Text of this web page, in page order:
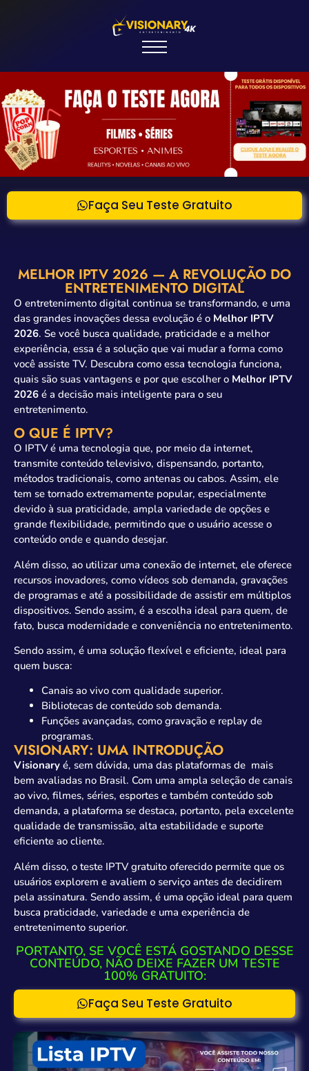
Faça Seu Teste Gratuito
MELHOR IPTV 2026 — A REVOLUÇÃO DO
ENTRETENIMENTO DIGITAL
O entretenimento digital continua se transformando, e uma
das grandes inovações dessa evolução é o Melhor IPTV
2026. Se você busca qualidade, praticidade e a melhor
experiência, essa é a solução que vai mudar a forma como
você assiste TV. Descubra como essa tecnologia funciona,
quais são suas vantagens e por que escolher o Melhor IPTV
2026 é a decisão mais inteligente para o seu
entretenimento.
O QUE É IPTV?
O IPTV é uma tecnologia que, por meio da internet,
transmite conteúdo televisivo, dispensando, portanto,
métodos tradicionais, como antenas ou cabos. Assim, ele
tem se tornado extremamente popular, especialmente
devido à sua praticidade, ampla variedade de opções e
grande flexibilidade, permitindo que o usuário acesse o
conteúdo onde e quando desejar.
Além disso, ao utilizar uma conexão de internet, ele oferece
recursos inovadores, como vídeos sob demanda, gravações
de programas e até a possibilidade de assistir em múltiplos
dispositivos. Sendo assim, é a escolha ideal para quem, de
fato, busca modernidade e conveniência no entretenimento.
Sendo assim, é uma solução flexível e eficiente, ideal para
quem busca:
Canais ao vivo com qualidade superior.
Bibliotecas de conteúdo sob demanda.
Funções avançadas, como gravação e replay de
programas.
VISIONARY: UMA INTRODUÇÃO
Visionary é, sem dúvida, uma das plataformas de mais
bem avaliadas no Brasil. Com uma ampla seleção de canais
ao vivo, filmes, séries, esportes e também conteúdo sob
demanda, a plataforma se destaca, portanto, pela excelente
qualidade de transmissão, alta estabilidade e suporte
eficiente ao cliente.
Além disso, o teste IPTV gratuito oferecido permite que os
usuários explorem e avaliem o serviço antes de decidirem
pela assinatura. Sendo assim, é uma opção ideal para quem
busca praticidade, variedade e uma experiência de
entretenimento superior.
PORTANTO, SE VOCÊ ESTÁ GOSTANDO DESSE
CONTEÚDO, NÃO DEIXE FAZER UM TESTE
100% GRATUITO:
Faça Seu Teste Gratuito